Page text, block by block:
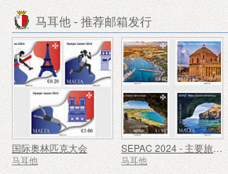
马耳他 - 推荐邮箱发行
国际奥林匹克大会
马耳他
SEPAC 2024 - 主要旅游景点
马耳他